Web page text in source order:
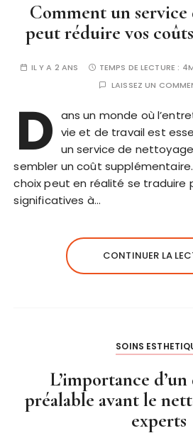
Comment un service
peut réduire vos
IL Y A 2 ANS TEMPS DE LECTURE :
LAISSEZ UN
D ans un monde où
vie et de travail est
un service de
sembler un coût
choix peut en réalité se traduire
significatives à…
CONTINUER LA
SOINS
L’importance
préalable avant le
experts